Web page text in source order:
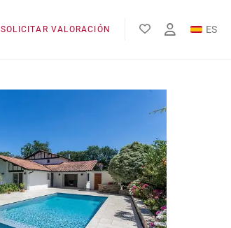
SOLICITAR VALORACIÓN ES
EN